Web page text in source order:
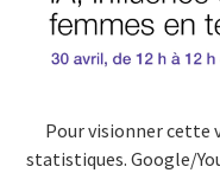
Pour visionner cette
statistiques. Google/